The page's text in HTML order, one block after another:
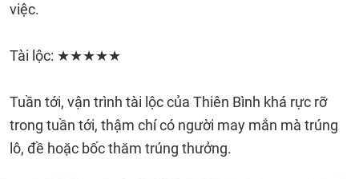
việc.
Tài lộc: ★★★★★
Tuần tới, vận trình tài lộc của Thiên Bình khá rực rỡ
trong tuần tới, thậm chí có người may mắn mà trúng
lô, đề hoặc bốc thăm trúng thưởng.